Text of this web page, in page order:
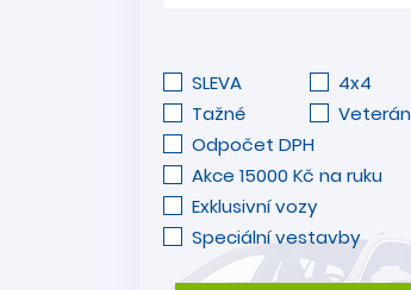
SLEVA
4x4
Tažné
Veterán
Odpočet DPH
Akce 15000 Kč na ruku
Exklusivní vozy
Speciální vestavby